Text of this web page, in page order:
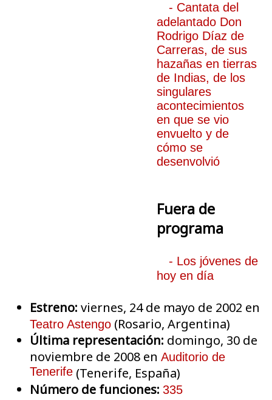
- Cantata del
adelantado Don
Rodrigo Díaz de
Carreras, de sus
hazañas en tierras
de Indias, de los
singulares
acontecimientos
en que se vio
envuelto y de
cómo se
desenvolvió
Fuera de
programa
- Los jóvenes de
hoy en día
Estreno: viernes, 24 de mayo de 2002 en
Teatro Astengo (Rosario, Argentina)
Última representación: domingo, 30 de
noviembre de 2008 en Auditorio de
Tenerife (Tenerife, España)
Número de funciones: 335